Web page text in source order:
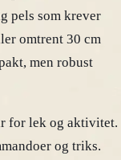
pels som krever
omtrent 30 cm
men robust
for lek og aktivitet.
og triks.